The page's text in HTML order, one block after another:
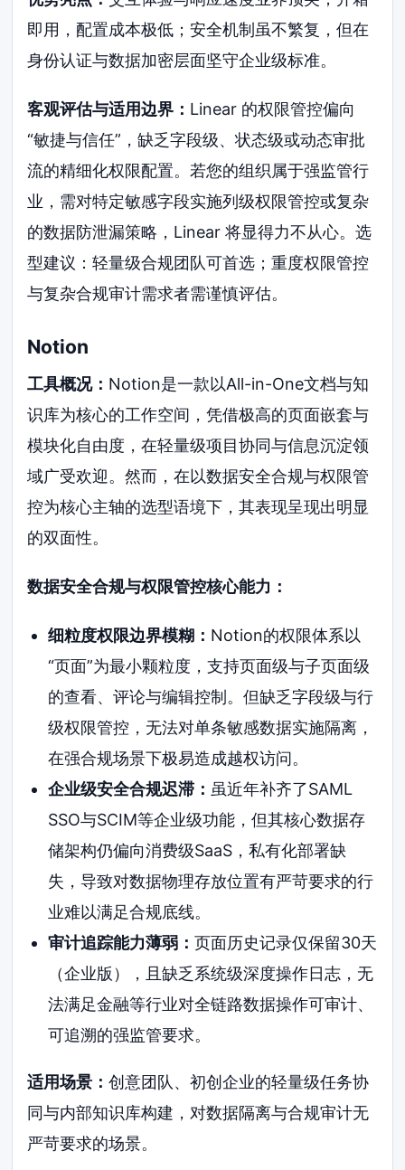
即用，配置成本极低；安全机制虽不繁复，但在
身份认证与数据加密层面坚守企业级标准。
客观评估与适用边界： Linear 的权限管控偏向
“敏捷与信任”，缺乏字段级、状态级或动态审批
流的精细化权限配置。若您的组织属于强监管行
业，需对特定敏感字段实施列级权限管控或复杂
的数据防泄漏策略，Linear 将显得力不从心。选
型建议：轻量级合规团队可首选；重度权限管控
与复杂合规审计需求者需谨慎评估。
Notion
工具概况： Notion是一款以All-in-One文档与知
识库为核心的工作空间，凭借极高的页面嵌套与
模块化自由度，在轻量级项目协同与信息沉淀领
域广受欢迎。然而，在以数据安全合规与权限管
控为核心主轴的选型语境下，其表现呈现出明显
的双面性。
数据安全合规与权限管控核心能力：
细粒度权限边界模糊： Notion的权限体系以
“页面”为最小颗粒度，支持页面级与子页面级
的查看、评论与编辑控制。但缺乏字段级与行
级权限管控，无法对单条敏感数据实施隔离，
在强合规场景下极易造成越权访问。
企业级安全合规迟滞： 虽近年补齐了SAML
SSO与SCIM等企业级功能，但其核心数据存
储架构仍偏向消费级SaaS，私有化部署缺
失，导致对数据物理存放位置有严苛要求的行
业难以满足合规底线。
审计追踪能力薄弱： 页面历史记录仅保留30天
（企业版），且缺乏系统级深度操作日志，无
法满足金融等行业对全链路数据操作可审计、
可追溯的强监管要求。
适用场景：创意团队、初创企业的轻量级任务协
同与内部知识库构建，对数据隔离与合规审计无
严苛要求的场景。